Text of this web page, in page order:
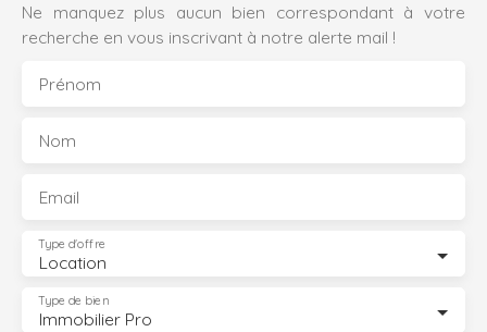
Ne manquez plus aucun bien correspondant à votre
recherche en vous inscrivant à notre alerte mail !
Prénom
Nom
Email
Location
Type d'offre
Immobilier Pro
Type de bien